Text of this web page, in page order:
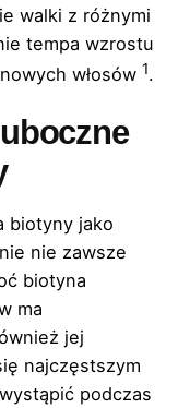
walki z różnymi
tempa wzrostu
włosów 1.
biotyny jako
nie zawsze
biotyna
ma
jej
najczęstszym
podczas